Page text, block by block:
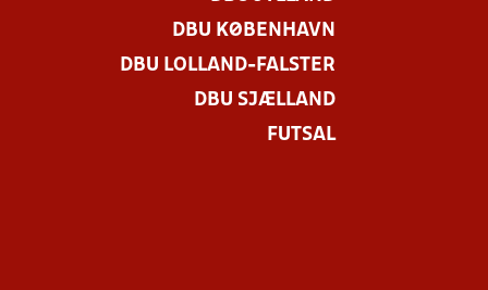
DBU KØBENHAVN
DBU LOLLAND-FALSTER
DBU SJÆLLAND
FUTSAL